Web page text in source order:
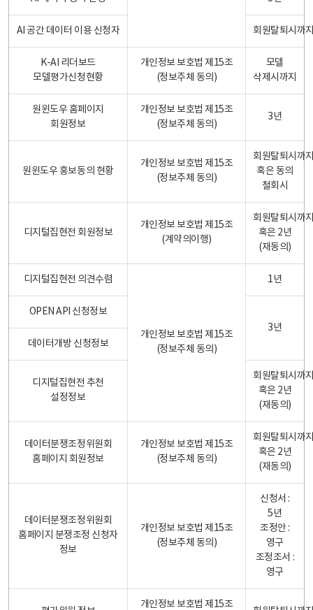
AI 공간 데이터 이용 신청자 회원탈퇴시까
K-AI 리더보드
모델평가신청현황
개인정보 보호법 제15조
(정보주체 동의)
모델
삭제시까지
원윈도우 홈페이지
회원정보
개인정보 보호법 제15조
(정보주체 동의)
3년
원윈도우 홍보동의 현황
개인정보 보호법 제15조
(정보주체 동의)
회원탈퇴시까
혹은 동의
철회시
디지털집현전 회원정보
개인정보 보호법 제15조
(계약의이행)
회원탈퇴시까
혹은 2년
(재동의)
디지털집현전 의견수렴
개인정보 보호법 제15조
(정보주체 동의)
1년
OPEN API 신청정보
3년
데이터개방 신청정보
디지털집현전 추천
설정정보
회원탈퇴시까
혹은 2년
(재동의)
데이터분쟁조정위원회
홈페이지 회원정보
개인정보 보호법 제15조
(정보주체 동의)
회원탈퇴시까
혹은 2년
(재동의)
데이터분쟁조정위원회
홈페이지 분쟁조정 신청자
정보
개인정보 보호법 제15조
(정보주체 동의)
신청서 :
5년
조정안 :
영구
조정조서 :
영구
개인정보 보호법 제15조